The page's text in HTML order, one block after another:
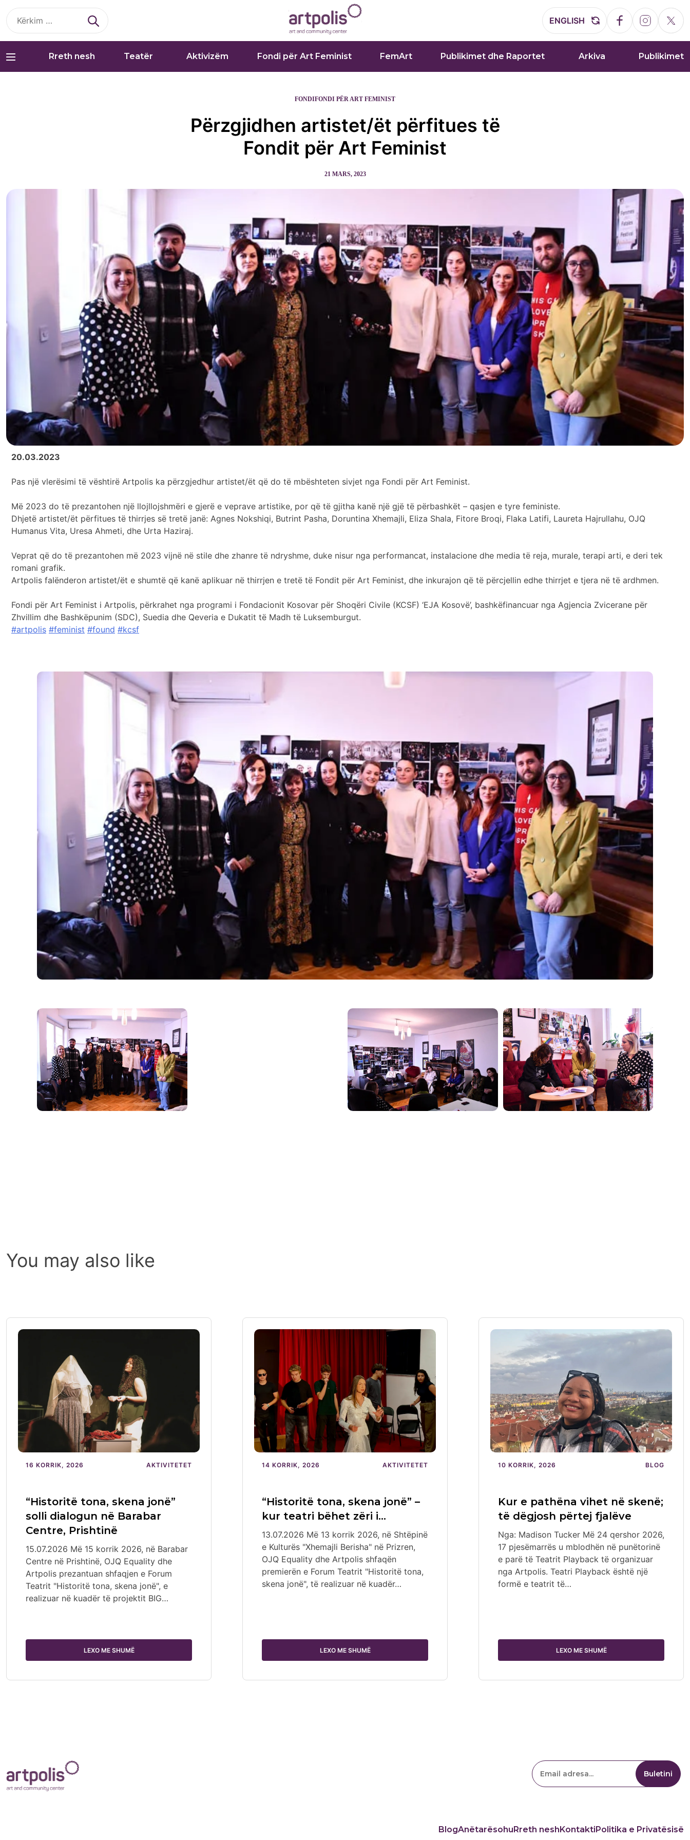
Kërko
për:
ENGLISH
Rreth nesh Teatër Aktivizëm Fondi për Art Feminist FemArt Publikimet dhe Raportet Arkiva Publikimet
FONDIFONDI PËR ART FEMINIST
Përzgjidhen artistet/ët përfitues të
Fondit për Art Feminist
21 MARS, 2023
20.03.2023
Pas një vlerësimi të vështirë Artpolis ka përzgjedhur artistet/ët që do të mbështeten sivjet nga Fondi për Art Feminist.
Më 2023 do të prezantohen një llojllojshmëri e gjerë e veprave artistike, por që të gjitha kanë një gjë të përbashkët – qasjen e tyre feministe.
Dhjetë artistet/ët përfitues të thirrjes së tretë janë: Agnes Nokshiqi, Butrint Pasha, Doruntina Xhemajli, Eliza Shala, Fitore Broqi, Flaka Latifi, Laureta Hajrullahu, OJQ
Humanus Vita, Uresa Ahmeti, dhe Urta Haziraj.
Veprat që do të prezantohen më 2023 vijnë në stile dhe zhanre të ndryshme, duke nisur nga performancat, instalacione dhe media të reja, murale, terapi arti, e deri tek
romani grafik.
Artpolis falënderon artistet/ët e shumtë që kanë aplikuar në thirrjen e tretë të Fondit për Art Feminist, dhe inkurajon që të përcjellin edhe thirrjet e tjera në të ardhmen.
Fondi për Art Feminist i Artpolis, përkrahet nga programi i Fondacionit Kosovar për Shoqëri Civile (KCSF) ‘EJA Kosovë’, bashkëfinancuar nga Agjencia Zvicerane për
Zhvillim dhe Bashkëpunim (SDC), Suedia dhe Qeveria e Dukatit të Madh të Luksemburgut.
#artpolis #feminist #found #kcsf
You may also like
16 KORRIK, 2026 AKTIVITETET
“Historitë tona, skena jonë”
solli dialogun në Barabar
Centre, Prishtinë
15.07.2026 Më 15 korrik 2026, në Barabar
Centre në Prishtinë, OJQ Equality dhe
Artpolis prezantuan shfaqjen e Forum
Teatrit "Historitë tona, skena jonë", e
realizuar në kuadër të projektit BIG…
LEXO ME SHUMË
14 KORRIK, 2026 AKTIVITETET
“Historitë tona, skena jonë” –
kur teatri bëhet zëri i…
13.07.2026 Më 13 korrik 2026, në Shtëpinë
e Kulturës "Xhemajli Berisha" në Prizren,
OJQ Equality dhe Artpolis shfaqën
premierën e Forum Teatrit "Historitë tona,
skena jonë", të realizuar në kuadër…
LEXO ME SHUMË
10 KORRIK, 2026 BLOG
Kur e pathëna vihet në skenë;
të dëgjosh përtej fjalëve
Nga: Madison Tucker Më 24 qershor 2026,
17 pjesëmarrës u mblodhën në punëtorinë
e parë të Teatrit Playback të organizuar
nga Artpolis. Teatri Playback është një
formë e teatrit të…
LEXO ME SHUMË
BlogAnëtarësohuRreth neshKontaktiPolitika e Privatësisë